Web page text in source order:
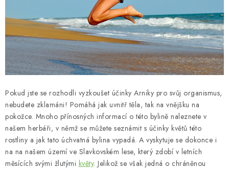
Pokud jste se rozhodli vyzkoušet účinky Arniky pro svůj organismus,
nebudete zklamáni! Pomáhá jak uvnitř těla, tak na vnějšku na
pokožce. Mnoho přínosných informací o této bylině naleznete v
našem herbáři, v němž se můžete seznámit s účinky květů této
rostliny a jak tato úchvatná bylina vypadá. A vyskytuje se dokonce i
na na našem území ve Slavkovském lese, který zdobí v letních
měsících svými žlutými květy. Jelikož se však jedná o chráněnou